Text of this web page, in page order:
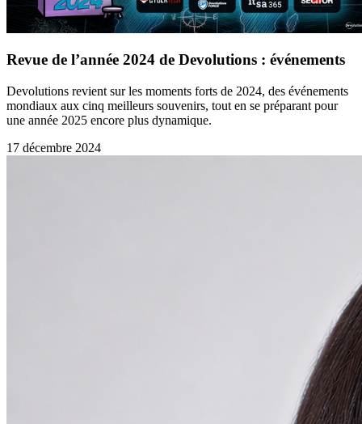
Revue de l’année 2024 de Devolutions : événements
Devolutions revient sur les moments forts de 2024, des événements
mondiaux aux cinq meilleurs souvenirs, tout en se préparant pour
une année 2025 encore plus dynamique.
17 décembre 2024